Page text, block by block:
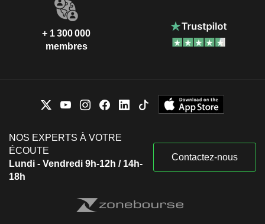
+ 1 300 000
membres
NOS EXPERTS À VOTRE
ÉCOUTE
Lundi - Vendredi 9h-12h / 14h-
18h
Contactez-nous